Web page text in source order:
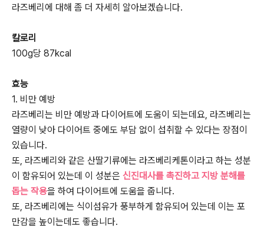
라즈베리에 대해 좀 더 자세히 알아보겠습니다.
칼로리
100g당 87kcal
효능
1. 비만 예방
라즈베리는 비만 예방과 다이어트에 도움이 되는데요, 라즈베리는
열량이 낮아 다이어트 중에도 부담 없이 섭취할 수 있다는 장점이
있습니다.
또, 라즈베리와 같은 산딸기류에는 라즈베리케톤이라고 하는 성분
이 함유되어 있는데 이 성분은 신진대사를 촉진하고 지방 분해를
돕는 작용을 하여 다이어트에 도움을 줍니다.
또, 라즈베리에는 식이섬유가 풍부하게 함유되어 있는데 이는 포
만감을 높이는데도 좋습니다.